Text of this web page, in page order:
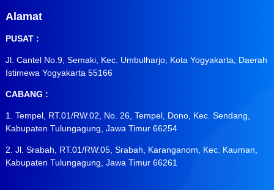
Alamat
PUSAT :
Jl. Cantel No.9, Semaki, Kec. Umbulharjo, Kota Yogyakarta, Daerah
Istimewa Yogyakarta 55166
CABANG :
1. Tempel, RT.01/RW.02, No. 26, Tempel, Dono, Kec. Sendang,
Kabupaten Tulungagung, Jawa Timur 66254
2. Jl. Srabah, RT.01/RW.05, Srabah, Karanganom, Kec. Kauman,
Kabupaten Tulungagung, Jawa Timur 66261